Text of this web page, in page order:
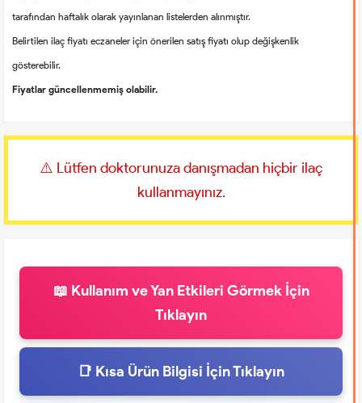
tarafından haftalık olarak yayınlanan listelerden alınmıştır.
Belirtilen ilaç fiyatı eczaneler için önerilen satış fiyatı olup değişkenlik
gösterebilir.
Fiyatlar güncellenmemiş olabilir.
⚠️ Lütfen doktorunuza danışmadan hiçbir ilaç
kullanmayınız.
📖 Kullanım ve Yan Etkileri Görmek İçin
Tıklayın
📑 Kısa Ürün Bilgisi İçin Tıklayın